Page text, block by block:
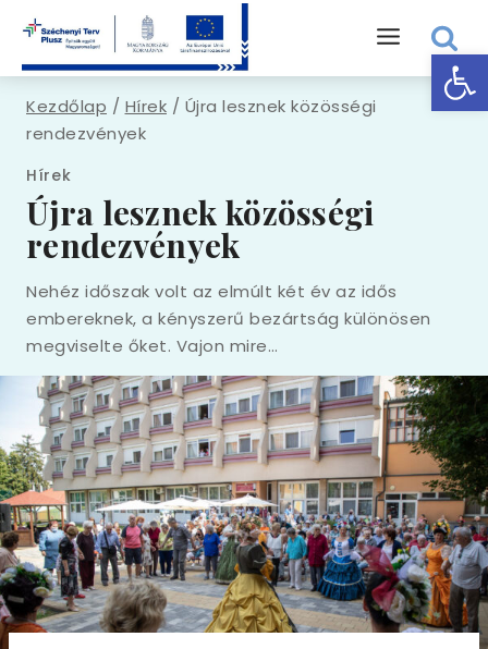
content
Kezdőlap / Hírek / Újra lesznek közösségi
rendezvények
Hírek
Újra lesznek közösségi
rendezvények
Nehéz időszak volt az elmúlt két év az idős
embereknek, a kényszerű bezártság különösen
megviselte őket. Vajon mire…